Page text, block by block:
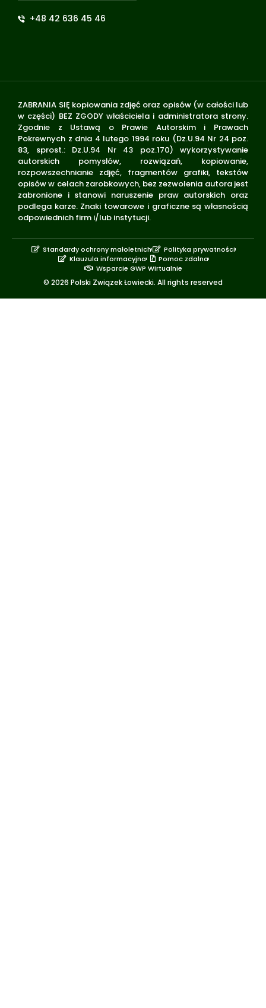
+48 42 636 45 46
ZABRANIA SIĘ kopiowania zdjęć oraz opisów (w całości lub
w części) BEZ ZGODY właściciela i administratora strony.
Zgodnie z Ustawą o Prawie Autorskim i Prawach
Pokrewnych z dnia 4 lutego 1994 roku (Dz.U.94 Nr 24 poz.
83, sprost.: Dz.U.94 Nr 43 poz.170) wykorzystywanie
autorskich pomysłów, rozwiązań, kopiowanie,
rozpowszechnianie zdjęć, fragmentów grafiki, tekstów
opisów w celach zarobkowych, bez zezwolenia autora jest
zabronione i stanowi naruszenie praw autorskich oraz
podlega karze. Znaki towarowe i graficzne są własnością
odpowiednich firm i/lub instytucji.
© 2026 Polski Związek Łowiecki. All rights reserved
Standardy ochrony małoletnich
Polityka prywatności
Klauzula informacyjna
Pomoc zdalna
Wsparcie GWP Wirtualnie